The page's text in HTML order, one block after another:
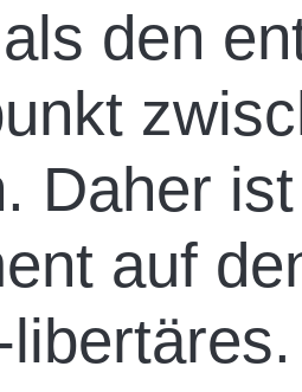
den
Daher
auf